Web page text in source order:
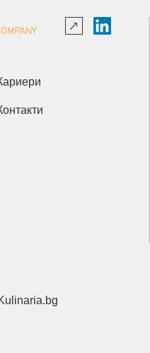
Кариери
Контакти
Kulinaria.bg